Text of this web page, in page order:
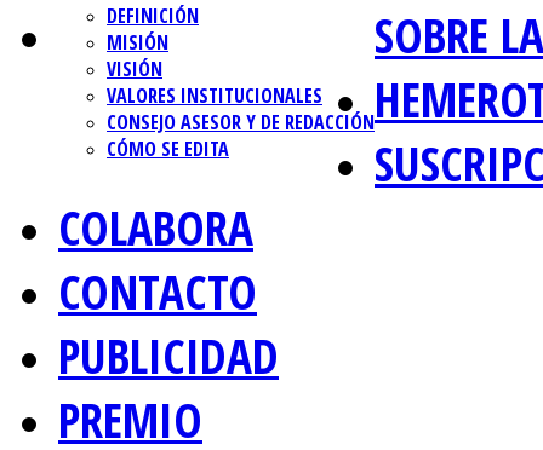
SOBRE
DEFINICIÓN
MISIÓN
VISIÓN
VALORES INSTITUCIONALES
CONSEJO ASESOR Y DE REDACCIÓN
CÓMO SE EDITA
COLABORA
CONTACTO
PUBLICIDAD
PREMIO